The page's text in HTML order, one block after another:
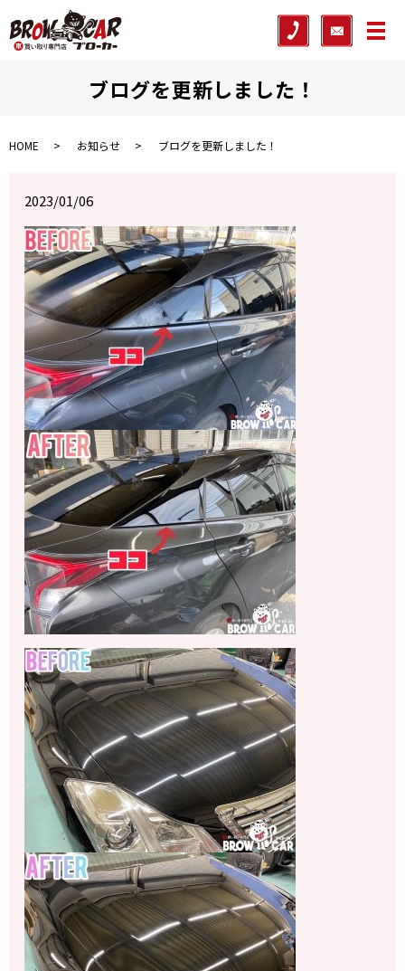
メ
ブログを更新しました！
HOME お知らせ ブログを更新しました！
2023/01/06